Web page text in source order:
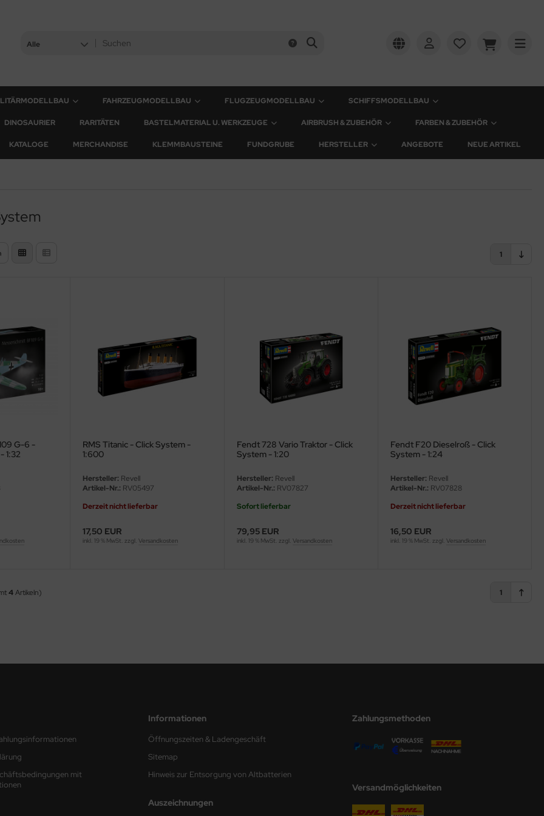
Alle
FAHRZEUGMODELLBAU FLUGZEUGMODELLBAU SCHIFFSMODELLBAU
DINOSAURIER RARITÄTEN BASTELMATERIAL U. WERKZEUGE AIRBRUSH & ZUBEHÖR FARBEN & ZUBEHÖR
KATALOGE MERCHANDISE KLEMMBAUSTEINE FUNDGRUBE HERSTELLER ANGEBOTE NEUE ARTIKEL
1
G-6 -
1:32
RMS Titanic - Click System -
1:600
Hersteller: Revell
Artikel-Nr.: RV05497
Derzeit nicht lieferbar
17,50 EUR
inkl. 19 % MwSt. zzgl.Versandkosten
Fendt 728 Vario Traktor - Click
System - 1:20
Hersteller: Revell
Artikel-Nr.: RV07827
Sofort lieferbar
79,95 EUR
inkl. 19 % MwSt. zzgl. Versandkosten
Fendt F20 Dieselroß - Click
System - 1:24
Hersteller: Revell
Artikel-Nr.: RV07828
Derzeit nicht lieferbar
16,50 EUR
inkl. 19 % MwSt. zzgl. Versandkosten
4Artikeln) 1
mit
Informationen
Öffnungszeiten & Ladengeschäft
Sitemap
Hinweis zur Entsorgung von Altbatterien
Auszeichnungen
Zahlungsmethoden
Versandmöglichkeiten